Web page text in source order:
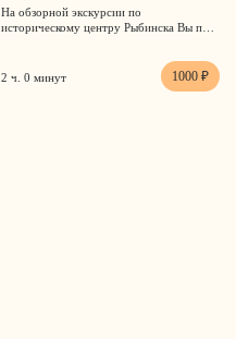
На обзорной экскурсии по
историческому центру Рыбинска Вы п…
2 ч. 0 минут 1000 ₽